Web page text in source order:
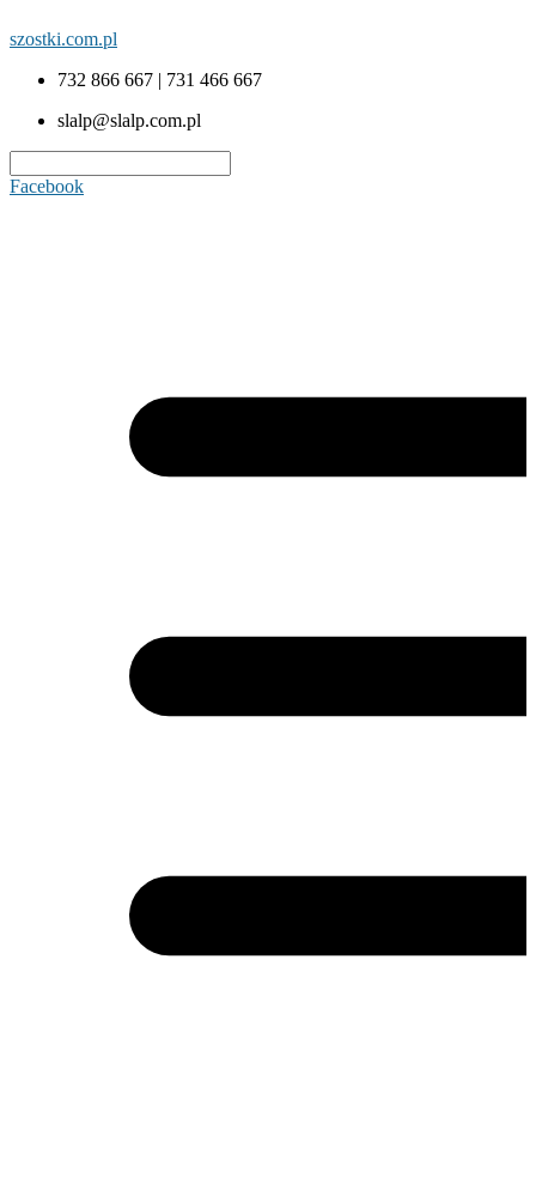
szostki.com.pl
732 866 667 | 731 466 667
slalp@slalp.com.pl
Facebook